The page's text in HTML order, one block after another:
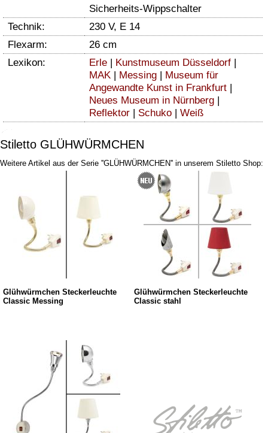
Sicherheits-Wippschalter
Technik:
230 V, E 14
Flexarm:
26 cm
Lexikon:
Erle | Kunstmuseum Düsseldorf |
MAK | Messing | Museum für
Angewandte Kunst in Frankfurt |
Neues Museum in Nürnberg |
Reflektor | Schuko | Weiß
Stiletto GLÜHWÜRMCHEN
Weitere Artikel aus der Serie ''GLÜHWÜRMCHEN'' in unserem Stiletto Shop:
Glühwürmchen Steckerleuchte
Classic Messing
Glühwürmchen Steckerleuchte
Classic stahl